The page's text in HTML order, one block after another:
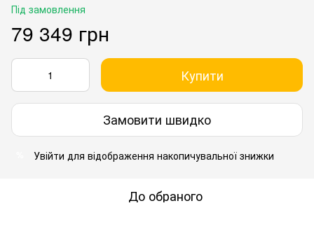
Під замовлення
79 349 грн
Купити
Замовити швидко
Увійти для відображення накопичувальної знижки
До обраного